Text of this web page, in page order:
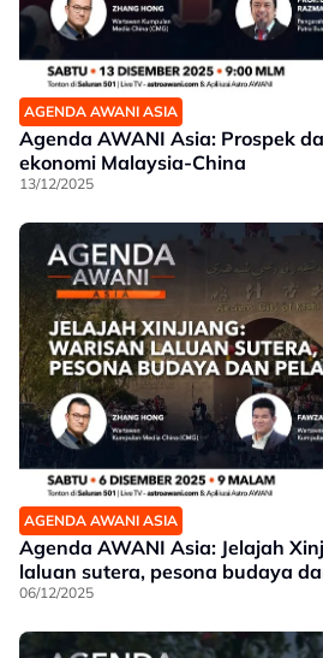
AGENDA AWANI ASIA
Agenda AWANI Asia: Prospek
ekonomi Malaysia-China
13/12/2025
AGENDA AWANI ASIA
Agenda AWANI Asia: Jelajah
laluan sutera, pesona budaya
06/12/2025